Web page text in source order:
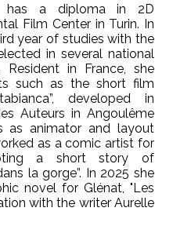
has a diploma in 2D
Film Center in Turin. In
year of studies with the
in several national
Resident in France, she
such as the short film
developed in
Auteurs in Angoulême
as animator and layout
as a comic artist for
a short story of
la gorge”. In 2025 she
novel for Glénat, "Les
with the writer Aurelle